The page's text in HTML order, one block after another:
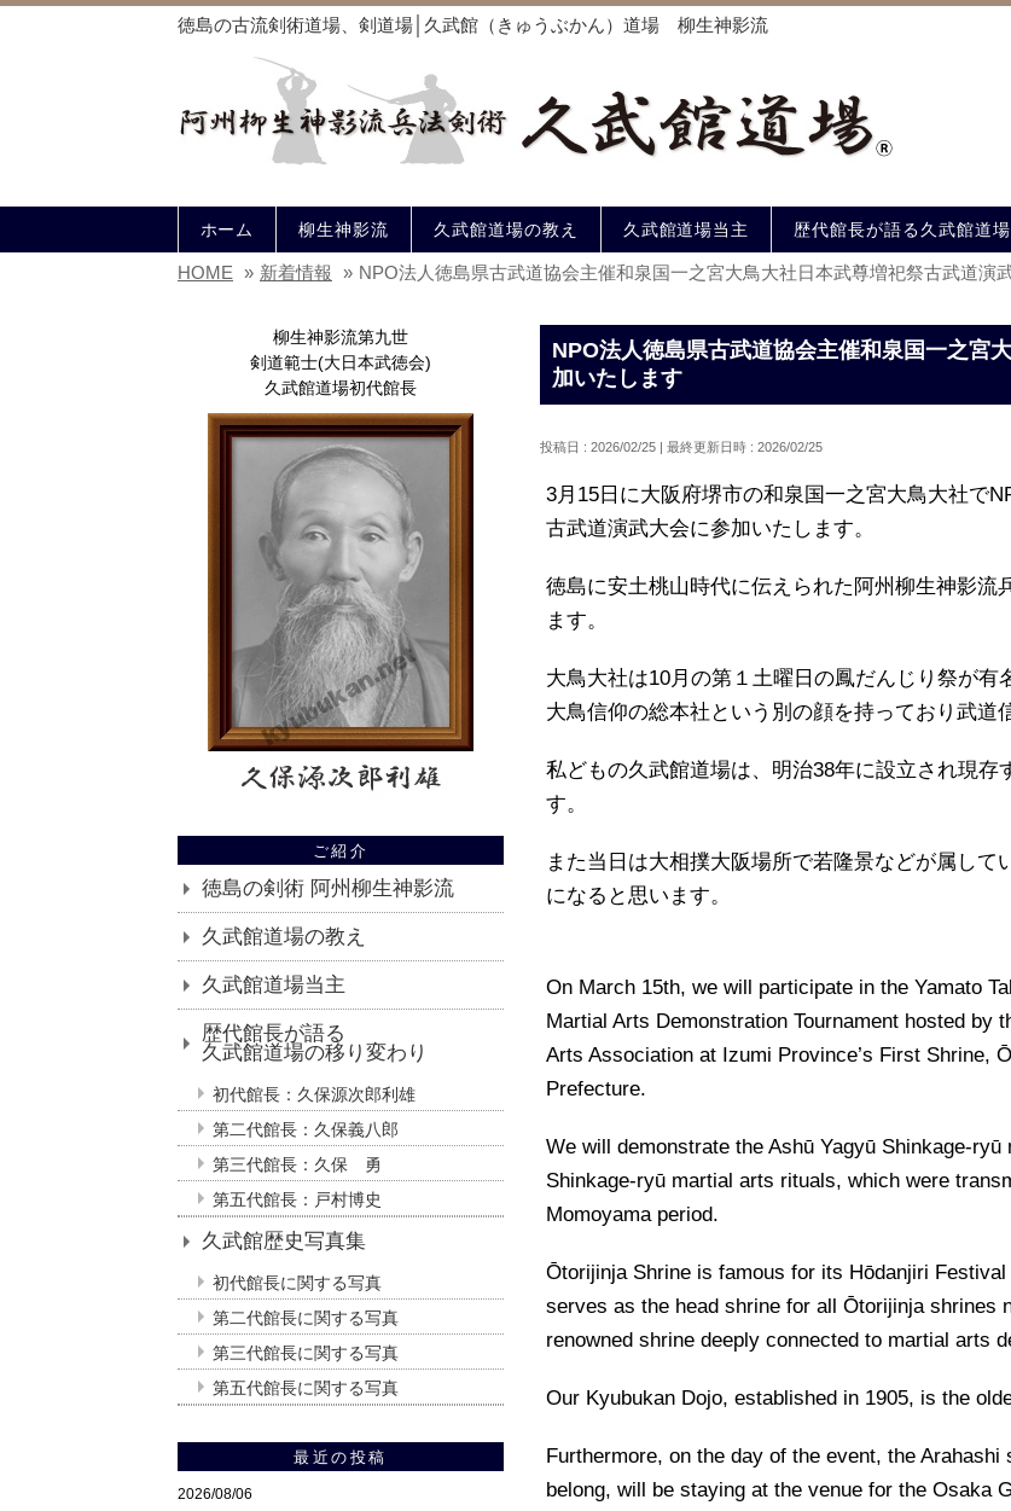
徳島の古流剣術道場、剣道場│久武館（きゅうぶかん）道場 柳生神影流
ホーム 柳生神影流 久武館道場の教え 久武館道場当主 歴代館長が語る久武館道場
HOME » 新着情報 » NPO法人徳島県古武道協会主催和泉国一之宮大鳥大社日本武尊増祀祭古武道演
NPO法人徳島県古武道協会主催和泉国一之宮
加いたします
投稿日 : 2026/02/25 最終更新日時 : 2026/02/25
3月15日に大阪府堺市の和泉国一之宮大鳥大社で
古武道演武大会に参加いたします。
徳島に安土桃山時代に伝えられた阿州柳生神影流
ます。
大鳥大社は10月の第１土曜日の鳳だんじり祭が
大鳥信仰の総本社という別の顔を持っており武道
私どもの久武館道場は、明治38年に設立され現
す。
また当日は大相撲大阪場所で若隆景などが属し
になると思います。
On March 15th, we will participate in the Yamato
Martial Arts Demonstration Tournament hosted by
Arts Association at Izumi Province’s First Shrine,
Prefecture.
We will demonstrate the Ashū Yagyū Shinkage-
Shinkage-ryū martial arts rituals, which were
Momoyama period.
Ōtorijinja Shrine is famous for its Hōdanjiri
serves as the head shrine for all Ōtorijinja shrines
renowned shrine deeply connected to martial arts
Our Kyubukan Dojo, established in 1905, is the
Furthermore, on the day of the event, the
belong, will be staying at the venue for the Osaka
柳生神影流第九世
剣道範士(大日本武徳会)
久武館道場初代館長
ご紹介
徳島の剣術 阿州柳生神影流
久武館道場の教え
久武館道場当主
歴代館長が語る
久武館道場の移り変わり
初代館長：久保源次郎利雄
第二代館長：久保義八郎
第三代館長：久保 勇
第五代館長：戸村博史
久武館歴史写真集
初代館長に関する写真
第二代館長に関する写真
第三代館長に関する写真
第五代館長に関する写真
最近の投稿
2026/08/06